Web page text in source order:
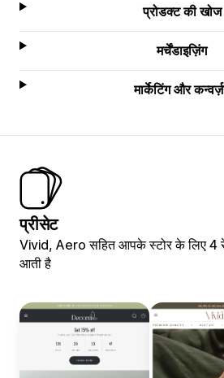
प्रोडक्ट की खोज
मर्चेंडाइज़िंग
मार्केटिंग और
प्रीसेट
Vivid, Aero सहित आपके स्टोर के लिए 4
आती है